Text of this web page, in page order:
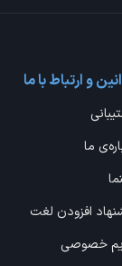
و ارتباط با ما
ما
افزودن لغت
خصوصی